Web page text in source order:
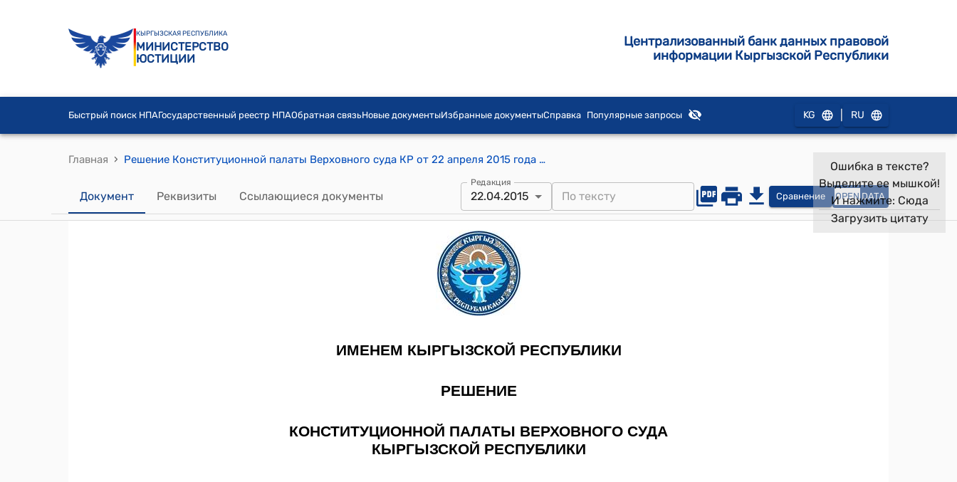
КЫРГЫЗСКАЯ РЕСПУБЛИКА
МИНИСТЕРСТВО
ЮСТИЦИИ
Централизованный банк данных правовой
информации Кыргызской Республики
Быстрый поиск НПАГосударственный реестр НПАОбратная связьНовые документыИзбранные документыСправка Популярные запросы KG RU
Главная › Решение Конституционной палаты Верховного суда КР от 22 апреля 2015 года № 7-р (по делу о проверке конституционности части 1 статьи 21-1 Закона Кыргызской Республики "Об электрической и почтовой связи", нормативных положений части 3, части 5 статьи 7 Закона Кыргызской Республики "Об оперативно-розыскной деятельности" и постановления Правительства Кыргызской Республики от 30 июня 2014 года № 360 "Об утверждении Инструкции о порядке взаимодействия операторов электросвязи и операторов мобильной сотовой связи с государственными органами Кыргызской Республики, осуществляющими оперативно-розыскную деятельность" в связи с обращением гражданина Токтакунова Нурбека Акбаровича и общества с ограниченной ответственностью "WINLINE" ("ВИНЛАЙН"))
Документ Реквизиты Ссылающиеся документы
Редакция
22.04.2015 Сравнение OPEN DATA
Ошибка в тексте?
Выделите ее мышкой!
И нажмите: Сюда
Загрузить цитату